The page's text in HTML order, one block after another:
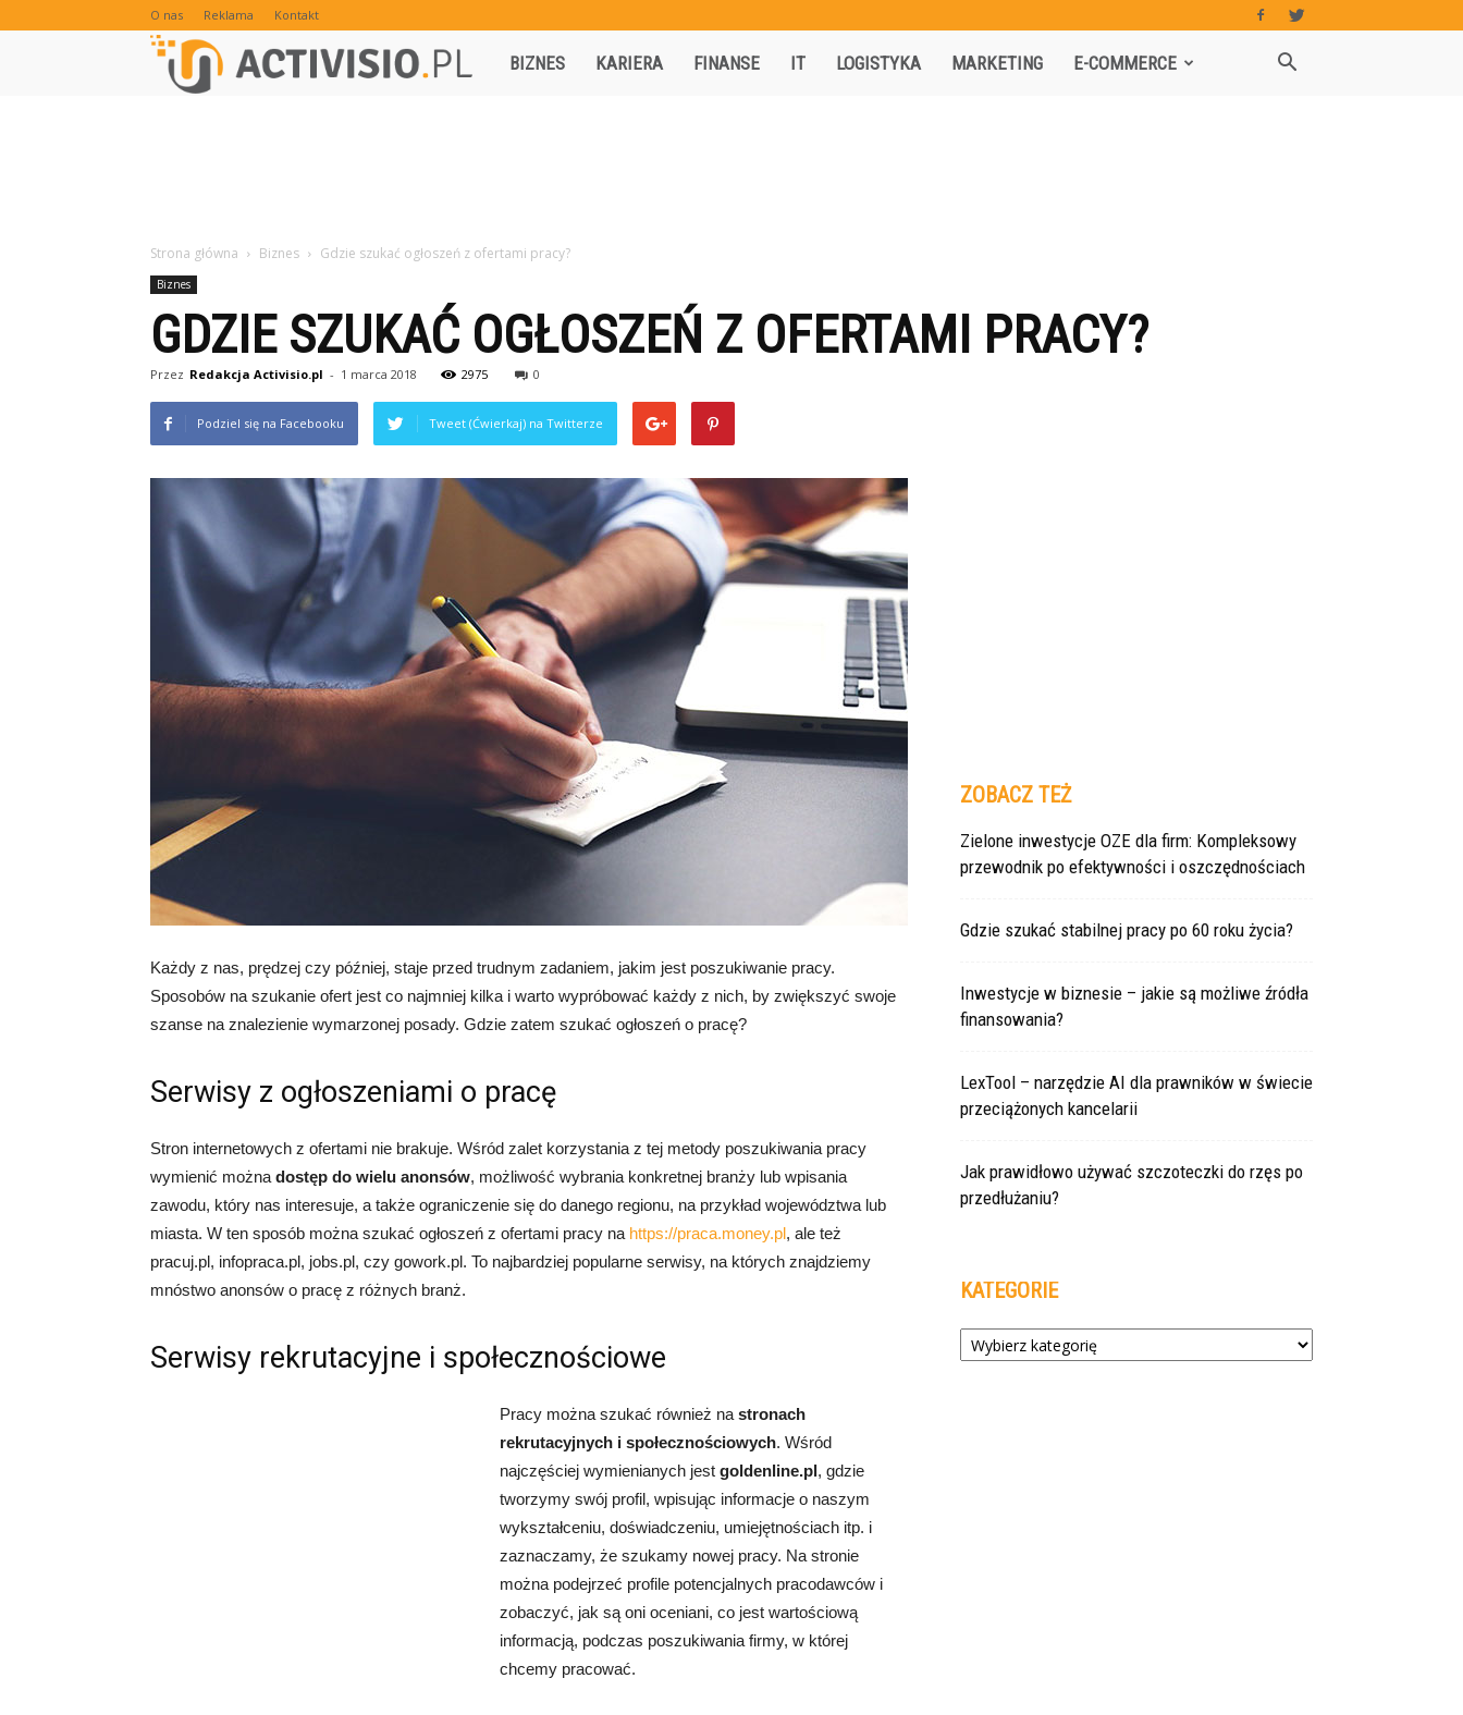
O nas Reklama Kontakt
Activisio.pl
BIZNES KARIERA FINANSE IT LOGISTYKA MARKETING E-COMMERCE
Strona główna Biznes Gdzie szukać ogłoszeń z ofertami pracy?
Biznes
GDZIE SZUKAĆ OGŁOSZEŃ Z OFERTAMI PRACY?
Przez Redakcja Activisio.pl - 1 marca 2018 2975 0
Podziel się na Facebooku Tweet (Ćwierkaj) na Twitterze
Każdy z nas, prędzej czy później, staje przed trudnym zadaniem, jakim jest poszukiwanie pracy.
Sposobów na szukanie ofert jest co najmniej kilka i warto wypróbować każdy z nich, by zwiększyć swoje
szanse na znalezienie wymarzonej posady. Gdzie zatem szukać ogłoszeń o pracę?
Serwisy z ogłoszeniami o pracę
Stron internetowych z ofertami nie brakuje. Wśród zalet korzystania z tej metody poszukiwania pracy
wymienić można dostęp do wielu anonsów, możliwość wybrania konkretnej branży lub wpisania
zawodu, który nas interesuje, a także ograniczenie się do danego regionu, na przykład województwa lub
miasta. W ten sposób można szukać ogłoszeń z ofertami pracy na https://praca.money.pl, ale też
pracuj.pl, infopraca.pl, jobs.pl, czy gowork.pl. To najbardziej popularne serwisy, na których znajdziemy
mnóstwo anonsów o pracę z różnych branż.
Serwisy rekrutacyjne i społecznościowe
Pracy można szukać również na stronach
rekrutacyjnych i społecznościowych. Wśród
najczęściej wymienianych jest goldenline.pl, gdzie
tworzymy swój profil, wpisując informacje o naszym
wykształceniu, doświadczeniu, umiejętnościach itp. i
zaznaczamy, że szukamy nowej pracy. Na stronie
można podejrzeć profile potencjalnych pracodawców i
zobaczyć, jak są oni oceniani, co jest wartościową
informacją, podczas poszukiwania firmy, w której
chcemy pracować.
ZOBACZ TEŻ
Zielone inwestycje OZE dla firm: Kompleksowy
przewodnik po efektywności i oszczędnościach
Gdzie szukać stabilnej pracy po 60 roku życia?
Inwestycje w biznesie – jakie są możliwe źródła
finansowania?
LexTool – narzędzie AI dla prawników w świecie
przeciążonych kancelarii
Jak prawidłowo używać szczoteczki do rzęs po
przedłużaniu?
KATEGORIE
Kategorie